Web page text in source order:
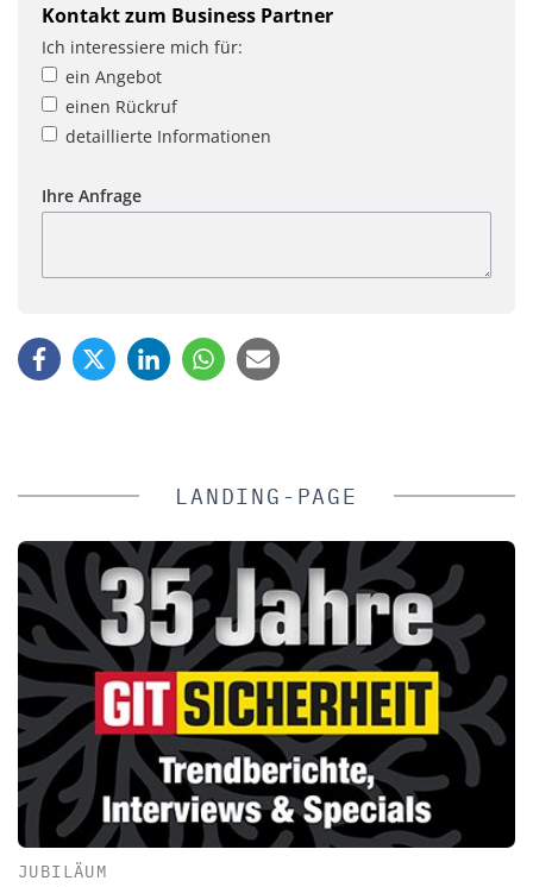
Kontakt zum Business Partner
Ich interessiere mich für:
ein Angebot
einen Rückruf
detaillierte Informationen
Ihre Anfrage
LANDING-PAGE
JUBILÄUM